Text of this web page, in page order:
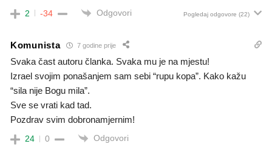
2 -34 Odgovori Pogledaj odgovore (22)
Komunista 7 godine prije
Svaka čast autoru članka. Svaka mu je na mjestu!
Izrael svojim ponašanjem sam sebi “rupu kopa”. Kako kažu
“sila nije Bogu mila”.
Sve se vrati kad tad.
Pozdrav svim dobronamjernim!
24 0 Odgovori